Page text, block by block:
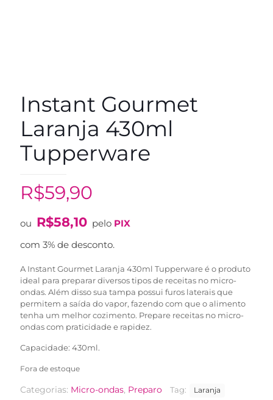
Instant Gourmet
Laranja 430ml
Tupperware
R$59,90
ou R$58,10 pelo PIX
com 3% de desconto.
A Instant Gourmet Laranja 430ml Tupperware é o produto
ideal para preparar diversos tipos de receitas no micro-
ondas. Além disso sua tampa possui furos laterais que
permitem a saída do vapor, fazendo com que o alimento
tenha um melhor cozimento. Prepare receitas no micro-
ondas com praticidade e rapidez.
Capacidade: 430ml.
Fora de estoque
Categorias: Micro-ondas, Preparo Tag: Laranja